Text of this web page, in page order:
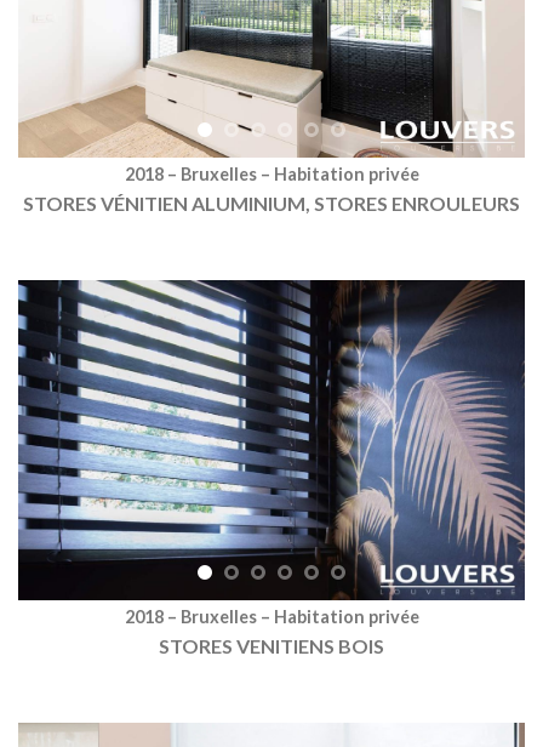
2018 – Bruxelles – Habitation privée
STORES VÉNITIEN ALUMINIUM, STORES ENROULEURS
2018 – Bruxelles – Habitation privée
STORES VENITIENS BOIS